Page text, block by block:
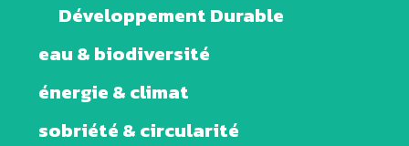
Développement Durable
eau & biodiversité
énergie & climat
sobriété & circularité